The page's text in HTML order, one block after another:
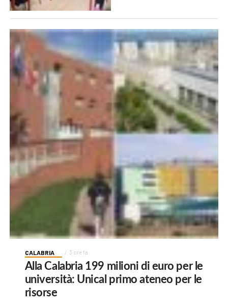
CALABRIA 3 ore fa
Alla Calabria 199 milioni di euro per le
università: Unical primo ateneo per le
risorse